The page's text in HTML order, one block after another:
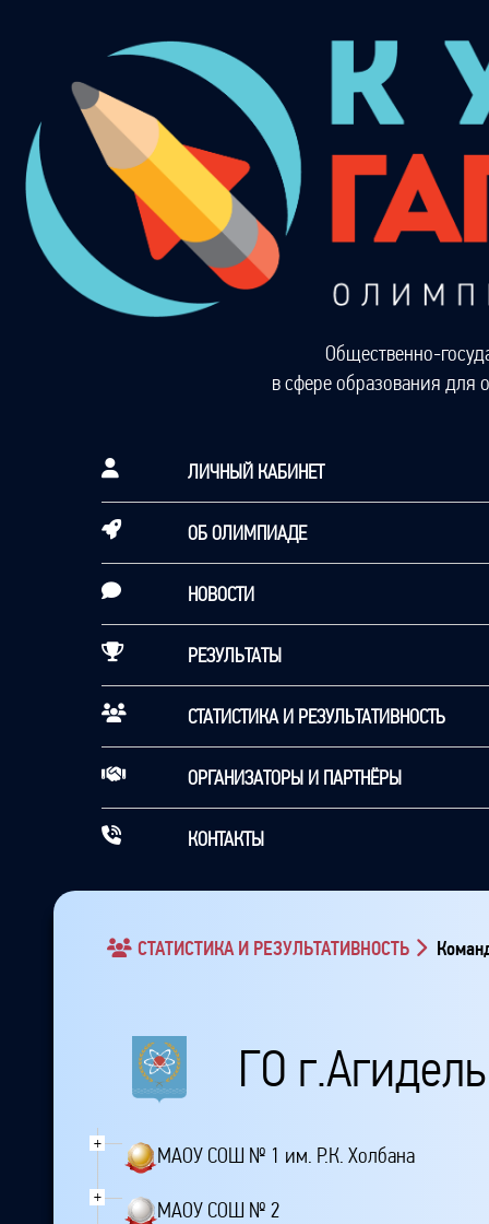
Общественно-
в сфере образования для
ЛИЧНЫЙ КАБИНЕТ
ОБ ОЛИМПИАДЕ
НОВОСТИ
РЕЗУЛЬТАТЫ
СТАТИСТИКА И РЕЗУЛЬТАТИВНОСТЬ
ОРГАНИЗАТОРЫ И ПАРТНЁРЫ
КОНТАКТЫ
СТАТИСТИКА И РЕЗУЛЬТАТИВНОСТЬ
ГО г.Агидель
+
МАОУ СОШ № 1 им. Р.К. Холбана
+
МАОУ СОШ № 2